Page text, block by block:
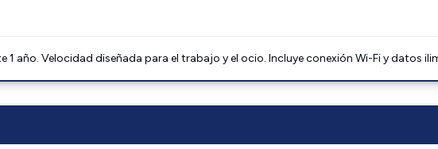
1 año. Velocidad diseñada para el trabajo y el ocio. Incluye conexión Wi-Fi y datos